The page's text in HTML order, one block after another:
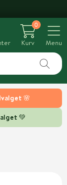
🌸
💚
0
Kurv
Menu